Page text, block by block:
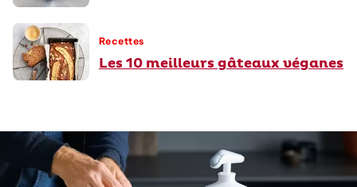
Recettes
Les 10 meilleurs gâteaux véganes